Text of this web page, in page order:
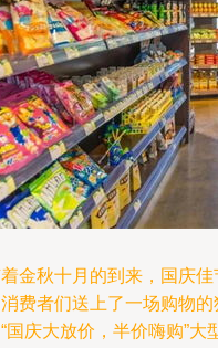
金秋十月的到来，国庆
费者们送上了一场购物
国庆大放价，半价嗨购”